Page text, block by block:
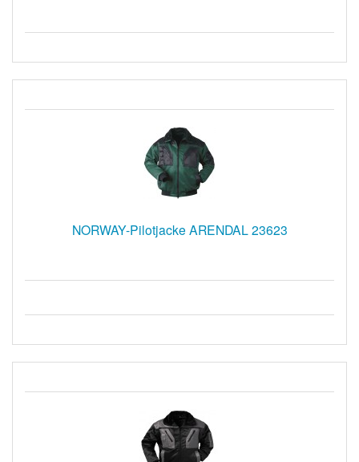
NORWAY-Pilotjacke ARENDAL 23623